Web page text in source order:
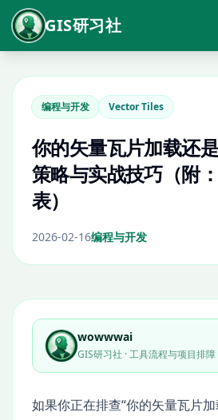
GIS研习社
编程与开发 Vector Tiles
你的矢量瓦片加载还
策略与实战技巧（附
表）
2026-02-16编程与开发
wowwwai
GIS研习社 · 工具流程与项目排障
如果你正在排查“你的矢量瓦片